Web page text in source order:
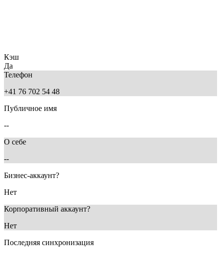
Кэш
Да
Телефон
+41 76 702 54 48
Публичное имя
--
О себе
--
Бизнес-аккаунт?
Нет
Корпоративный аккаунт?
Нет
Последняя синхронизация